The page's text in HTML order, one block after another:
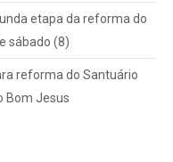
etapa da reforma do
sábado (8)
reforma do Santuário
Bom Jesus